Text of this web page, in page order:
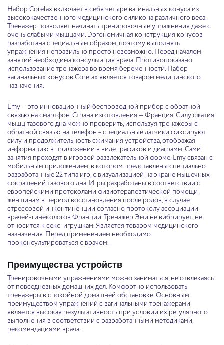
Набор Corelax включает в себя четыре вагинальных конуса из
высококачественного медицинского силикона различного веса.
Тренажер позволяет начинать тренировочные упражнения даже с
очень слабыми мышцами. Эргономичная конструкция конусов
разработана специальным образом, поэтому выполнять
упражнения неправильно просто невозможно. Перед началом
занятий необходима консультация врача. Противопоказано
использование тренажера во время беременности. Набор
вагинальных конусов Corelax является товаром медицинского
назначения.
Emy — это инновационный беспроводной прибор с обратной
связью на смартфон. Страна изготовления — Франция. Силу сжатия
мышц тазового дна можно проверить, используя тренажеры с
обратной связью на телефон – специальные датчики фиксируют
силу и продолжительность сжимания устройства, отображая
информацию в приложении в виде графиков и диаграмм. Сами
занятия проходят в игровой развлекательной форме. Emy связан с
мобильным приложением, в котором представлены специально
разработанные 22 типа игр, с визуализацией на экране мышечных
сокращений тазового дна. Игры разработаны в соответствии с
европейскими протоколами физиотерапевтической помощи
женщинам в период восстановления после родов, в случае
стрессовой инконтиненции согласно протоколу ассоциации
врачей-гинекологов Франции. Тренажер Эми не вибрирует, не
относится к секс-игрушкам. Является товаром медицинского
назначения. Перед применением необходимо
проконсультироваться с врачом.
Преимущества устройств
Тренировочными упражнениями можно заниматься, не отвлекаясь
от повседневных домашних дел. Комфортно использовать
тренажеры в спокойной домашней обстановке. Основным
преимуществом упражнений с вагинальными тренажерами
является высокая результативность при условии их регулярного
выполнения в соответствии с разработанными методиками,
рекомендациями врача.